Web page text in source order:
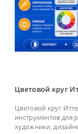
Цветовой круг
Цветовой круг
инструментов для
художники,